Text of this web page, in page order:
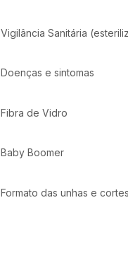
Vigilância Sanitária
Doenças e sintomas
Fibra de Vidro
Baby Boomer
Formato das unhas e cortes